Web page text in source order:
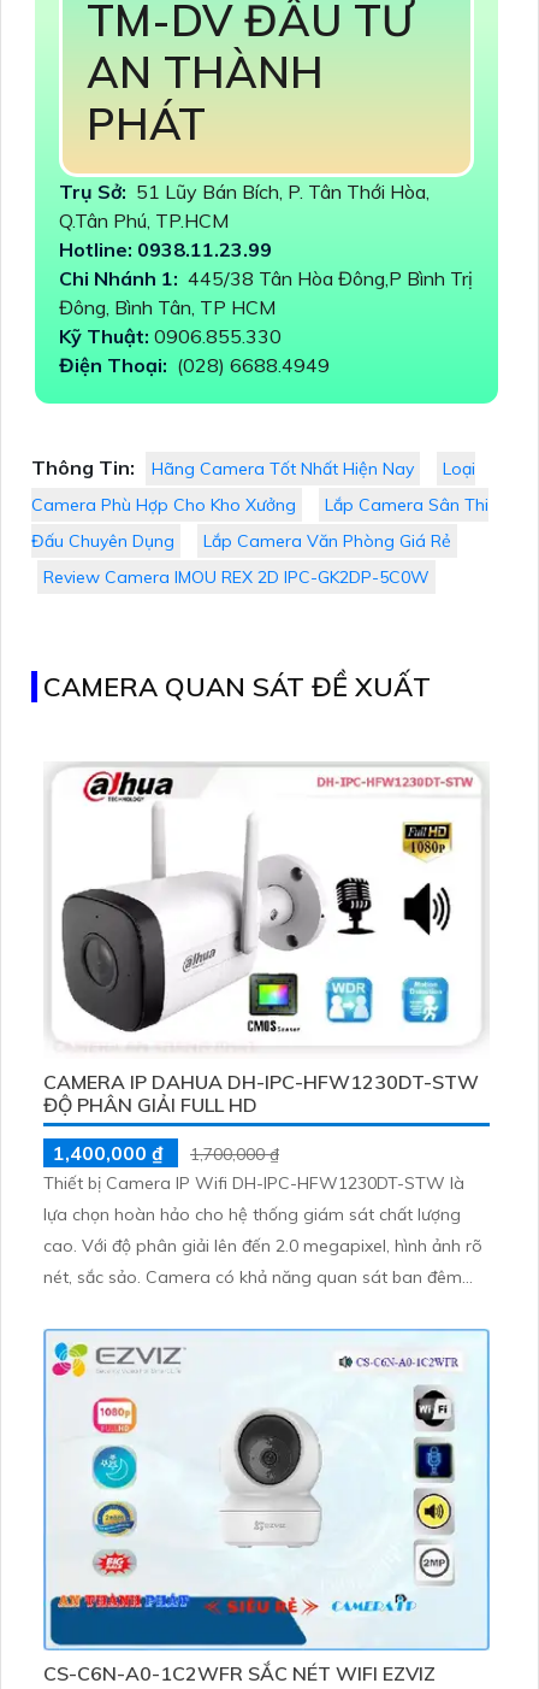
TM-DV ĐẦU TƯ
AN THÀNH
PHÁT
Trụ Sở: 51 Lũy Bán Bích, P. Tân Thới Hòa,
Q.Tân Phú, TP.HCM
Hotline: 0938.11.23.99
Chi Nhánh 1: 445/38 Tân Hòa Đông,P Bình Trị
Đông, Bình Tân, TP HCM
Kỹ Thuật: 0906.855.330
Điện Thoại: (028) 6688.4949
Thông Tin: Hãng Camera Tốt Nhất Hiện Nay
Loại
Camera Phù Hợp Cho Kho Xưởng
Lắp Camera Sân Thi
Đấu Chuyên Dụng
Lắp Camera Văn Phòng Giá Rẻ
Review Camera IMOU REX 2D IPC-GK2DP-5C0W
CAMERA QUAN SÁT ĐỀ XUẤT
CAMERA IP DAHUA DH-IPC-HFW1230DT-STW
ĐỘ PHÂN GIẢI FULL HD
1,400,000 ₫
1,700,000 ₫
Thiết bị Camera IP Wifi DH-IPC-HFW1230DT-STW là
lựa chọn hoàn hảo cho hệ thống giám sát chất lượng
cao. Với độ phân giải lên đến 2.0 megapixel, hình ảnh rõ
nét, sắc sảo. Camera có khả năng quan sát ban đêm
CS-C6N-A0-1C2WFR SẮC NÉT WIFI EZVIZ